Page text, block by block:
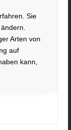
Sie
Arten von
auf
kann,